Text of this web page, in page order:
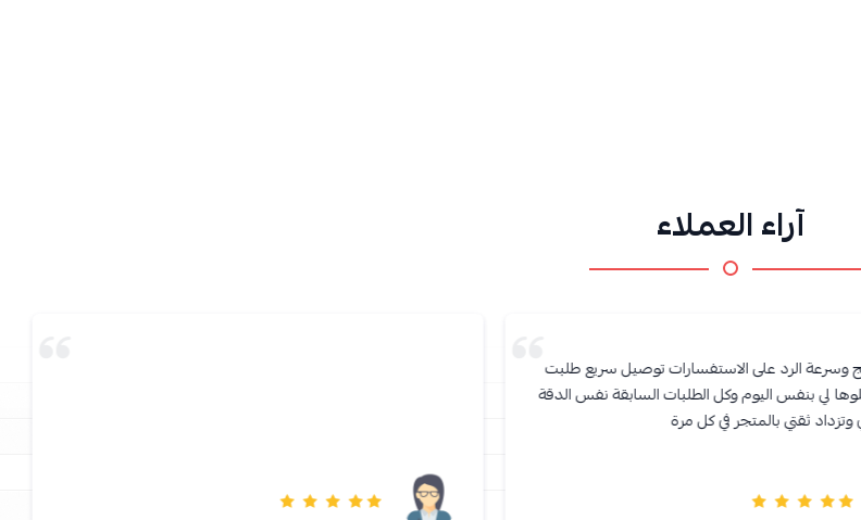
آراء العملاء
وسرعة الرد على الاستفسارات توصيل سريع طلبت
لي بنفس اليوم وكل الطلبات السابقة نفس الدقة
وتزداد ثقتي بالمتجر في كل مرة